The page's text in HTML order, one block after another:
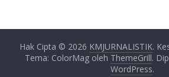
Hak Cipta © 2026 KMJURNALISTIK.
Tema: ColorMag oleh ThemeGrill.
WordPress.